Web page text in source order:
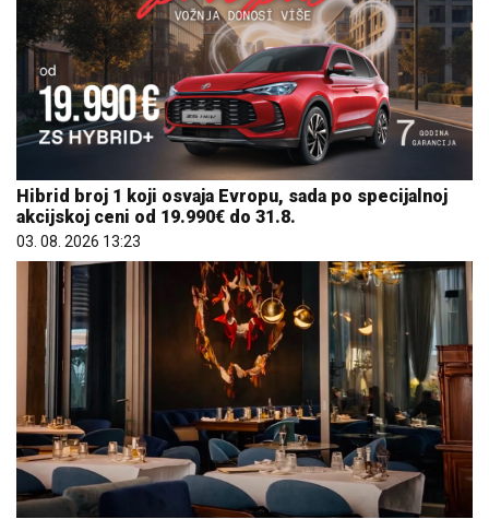
Hibrid broj 1 koji osvaja Evropu, sada po specijalnoj
akcijskoj ceni od 19.990€ do 31.8.
03. 08. 2026 13:23